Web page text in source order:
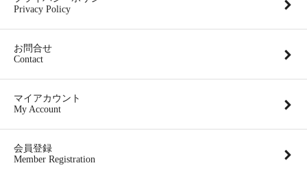
Privacy Policy
お問合せ
Contact
マイアカウント
My Account
会員登録
Member Registration